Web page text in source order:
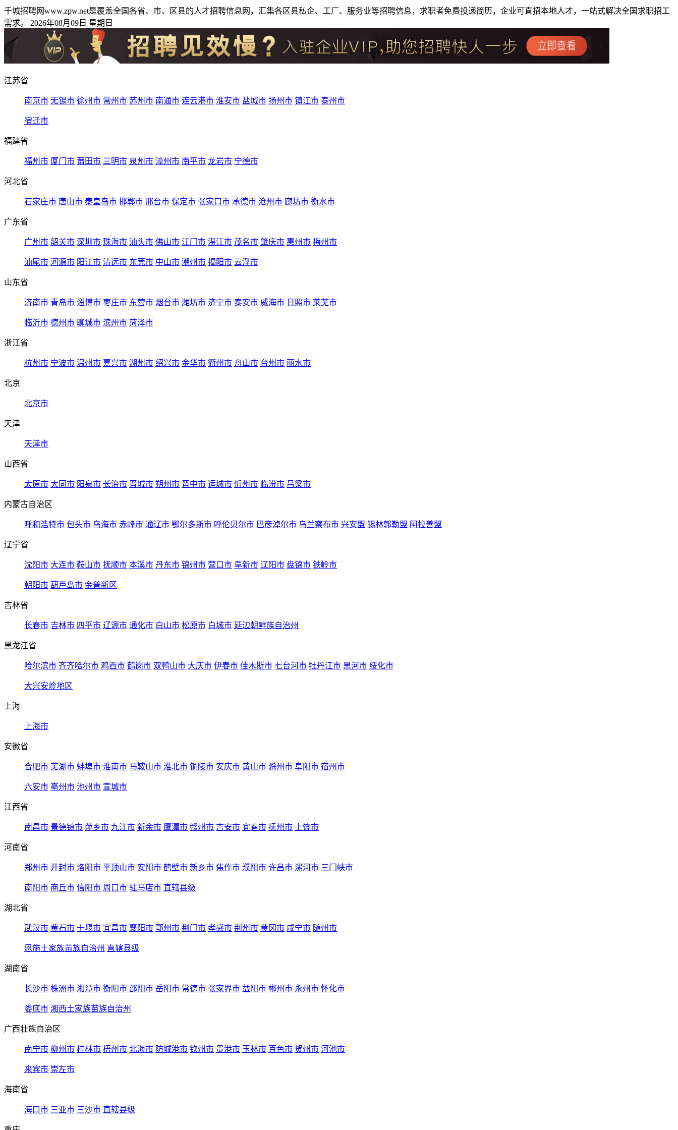
千城招聘网www.zpw.net是覆盖全国各省、市、区县的人才招聘信息网，汇集各区县私企、工厂、服务业等招聘信息，求职者免费投递简历，企业可直招本地人才，一站式解决全国求职招工
需求。 2026年08月09日 星期日
江苏省
南京市 无锡市 徐州市 常州市 苏州市 南通市 连云港市 淮安市 盐城市 扬州市 镇江市 泰州市
宿迁市
福建省
福州市 厦门市 莆田市 三明市 泉州市 漳州市 南平市 龙岩市 宁德市
河北省
石家庄市 唐山市 秦皇岛市 邯郸市 邢台市 保定市 张家口市 承德市 沧州市 廊坊市 衡水市
广东省
广州市 韶关市 深圳市 珠海市 汕头市 佛山市 江门市 湛江市 茂名市 肇庆市 惠州市 梅州市
汕尾市 河源市 阳江市 清远市 东莞市 中山市 潮州市 揭阳市 云浮市
山东省
济南市 青岛市 淄博市 枣庄市 东营市 烟台市 潍坊市 济宁市 泰安市 威海市 日照市 莱芜市
临沂市 德州市 聊城市 滨州市 菏泽市
浙江省
杭州市 宁波市 温州市 嘉兴市 湖州市 绍兴市 金华市 衢州市 舟山市 台州市 丽水市
北京
北京市
天津
天津市
山西省
太原市 大同市 阳泉市 长治市 晋城市 朔州市 晋中市 运城市 忻州市 临汾市 吕梁市
内蒙古自治区
呼和浩特市 包头市 乌海市 赤峰市 通辽市 鄂尔多斯市 呼伦贝尔市 巴彦淖尔市 乌兰察布市 兴安盟 锡林郭勒盟 阿拉善盟
辽宁省
沈阳市 大连市 鞍山市 抚顺市 本溪市 丹东市 锦州市 营口市 阜新市 辽阳市 盘锦市 铁岭市
朝阳市 葫芦岛市 金普新区
吉林省
长春市 吉林市 四平市 辽源市 通化市 白山市 松原市 白城市 延边朝鲜族自治州
黑龙江省
哈尔滨市 齐齐哈尔市 鸡西市 鹤岗市 双鸭山市 大庆市 伊春市 佳木斯市 七台河市 牡丹江市 黑河市 绥化市
大兴安岭地区
上海
上海市
安徽省
合肥市 芜湖市 蚌埠市 淮南市 马鞍山市 淮北市 铜陵市 安庆市 黄山市 滁州市 阜阳市 宿州市
六安市 亳州市 池州市 宣城市
江西省
南昌市 景德镇市 萍乡市 九江市 新余市 鹰潭市 赣州市 吉安市 宜春市 抚州市 上饶市
河南省
郑州市 开封市 洛阳市 平顶山市 安阳市 鹤壁市 新乡市 焦作市 濮阳市 许昌市 漯河市 三门峡市
南阳市 商丘市 信阳市 周口市 驻马店市 直辖县级
湖北省
武汉市 黄石市 十堰市 宜昌市 襄阳市 鄂州市 荆门市 孝感市 荆州市 黄冈市 咸宁市 随州市
恩施土家族苗族自治州 直辖县级
湖南省
长沙市 株洲市 湘潭市 衡阳市 邵阳市 岳阳市 常德市 张家界市 益阳市 郴州市 永州市 怀化市
娄底市 湘西土家族苗族自治州
广西壮族自治区
南宁市 柳州市 桂林市 梧州市 北海市 防城港市 钦州市 贵港市 玉林市 百色市 贺州市 河池市
来宾市 崇左市
海南省
海口市 三亚市 三沙市 直辖县级